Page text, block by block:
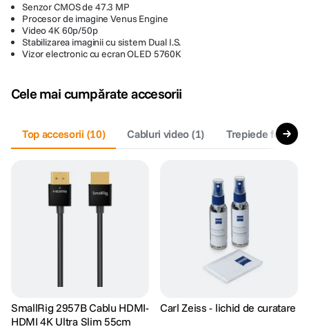
Senzor CMOS de 47.3 MP
Procesor de imagine Venus Engine
Video 4K 60p/50p
Stabilizarea imaginii cu sistem Dual I.S.
Vizor electronic cu ecran OLED 5760K
Cele mai cumpărate accesorii
Top accesorii (10) Cabluri video (1) Trepiede foto( 4
SmallRig 2957B Cablu HDMI-
HDMI 4K Ultra Slim 55cm
Carl Zeiss - lichid de curatare